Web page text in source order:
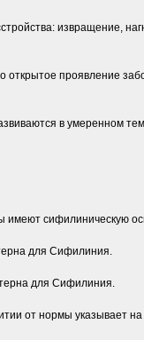
извращение,
открытое проявление
в умеренном
имеют сифилиническую
для Сифилиния.
для Сифилиния.
от нормы указывает